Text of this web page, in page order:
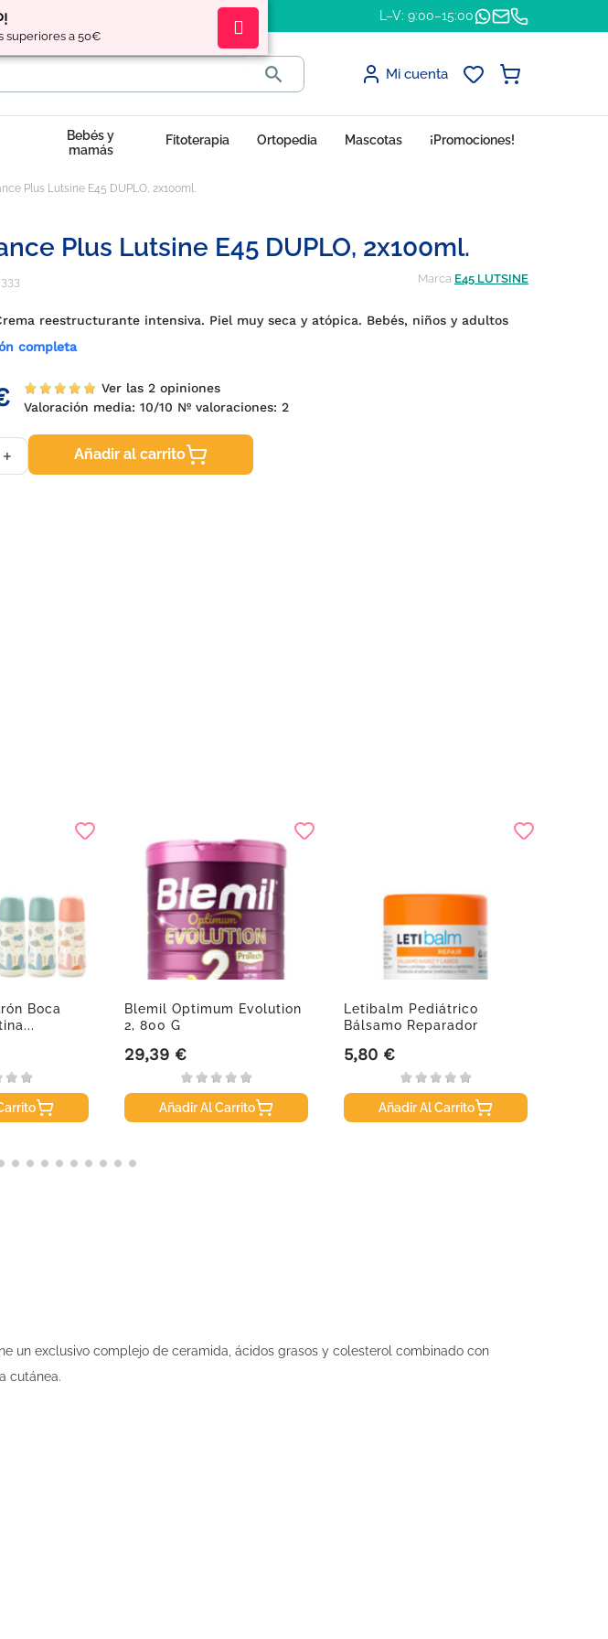
superiores a 50€
L–V: 9:00–15:00
 Mi cuenta
Bebés y
mamás
Fitoterapia Ortopedia Mascotas ¡Promociones!
Plus Lutsine E45 DUPLO, 2x100ml.
Plus Lutsine E45 DUPLO, 2x100ml.
Marca E45 LUTSINE
reestructurante intensiva. Piel muy seca y atópica. Bebés, niños y adultos
completa
Ver las 2 opiniones
Valoración media:10/10 Nº valoraciones:2
+ Añadir al carrito
Boca
Blemil Optimum Evolution
2, 800 G
Precio
29,39 €
Añadir Al Carrito
Letibalm Pediátrico
Bálsamo Reparador
Precio
5,80 €
Añadir Al Carrito
un exclusivo complejo de ceramida, ácidos grasos y colesterol combinado con
cutánea.